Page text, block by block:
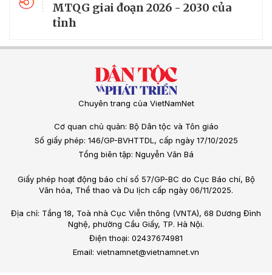
MTQG giai đoạn 2026 - 2030 của
tỉnh
Chuyên trang của VietNamNet
Cơ quan chủ quản: Bộ Dân tộc và Tôn giáo
Số giấy phép: 146/GP-BVHTTDL, cấp ngày 17/10/2025
Tổng biên tập: Nguyễn Văn Bá
Giấy phép hoạt động báo chí số 57/GP-BC do Cục Báo chí, Bộ
Văn hóa, Thể thao và Du lịch cấp ngày 06/11/2025.
Địa chỉ: Tầng 18, Toà nhà Cục Viễn thông (VNTA), 68 Dương Đình
Nghệ, phường Cầu Giấy, TP. Hà Nội.
Điện thoại: 02437674981
Email: vietnamnet@vietnamnet.vn